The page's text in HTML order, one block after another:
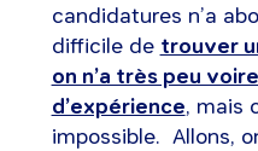
candidatures n’a
difficile de trouver
on n’a très peu
d’expérience, mais
impossible. Allons,